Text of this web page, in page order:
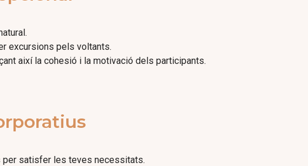
excursions pels voltants.
així la cohesió i la motivació dels participants.
per satisfer les teves necessitats.